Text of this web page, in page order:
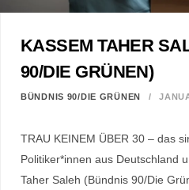
KASSEM TAHER
90/DIE GRÜNEN)
BÜNDNIS 90/DIE GRÜNEN
TRAU KEINEM ÜBER 30 – das
Politiker*innen aus Deutschland
Taher Saleh (Bündnis 90/Die